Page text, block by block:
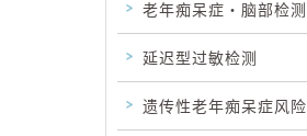
老年痴呆症・脑部检测
延迟型过敏检测
遗传性老年痴呆症风险